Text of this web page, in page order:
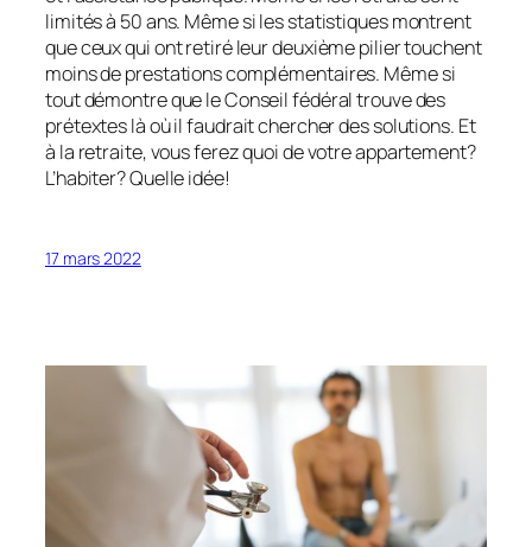
limités à 50 ans. Même si les statistiques montrent
que ceux qui ont retiré leur deuxième pilier touchent
moins de prestations complémentaires. Même si
tout démontre que le Conseil fédéral trouve des
prétextes là où il faudrait chercher des solutions. Et
à la retraite, vous ferez quoi de votre appartement?
L’habiter? Quelle idée!
17 mars 2022